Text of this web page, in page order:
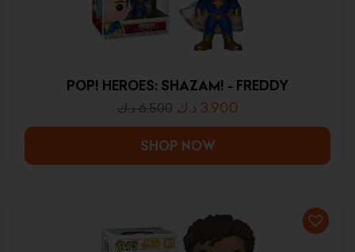
POP! HEROES: SHAZAM! - FREDDY
6.500 د.ك 3.900 د.ك
SHOP NOW